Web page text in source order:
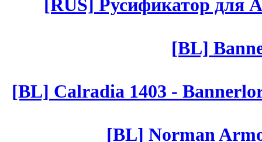
[RUS] Русификатор для
[BL]
[BL] Calradia 1403 -
[BL] Norman